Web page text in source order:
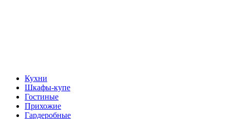
Кухни
Шкафы-купе
Гостиные
Прихожие
Гардеробные